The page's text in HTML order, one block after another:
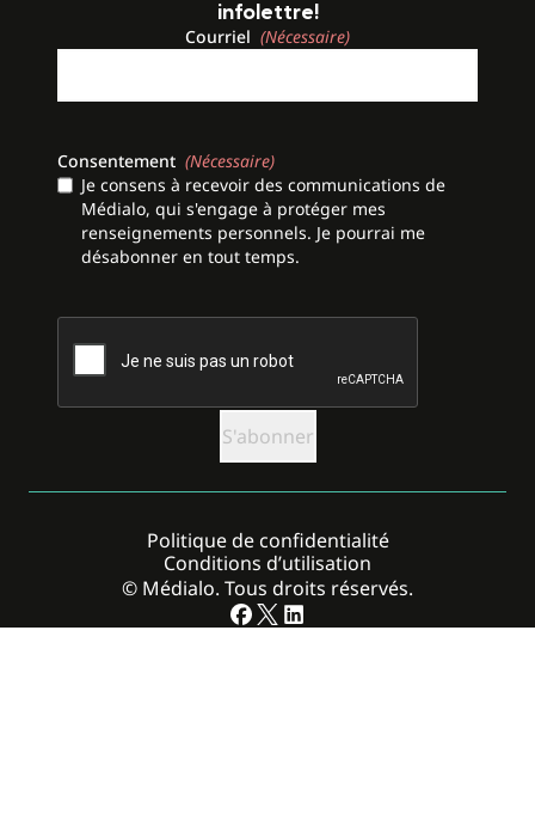
infolettre!
Courriel (Nécessaire)
Consentement (Nécessaire)
Je consens à recevoir des communications de
Médialo, qui s'engage à protéger mes
renseignements personnels. Je pourrai me
désabonner en tout temps.
© Médialo. Tous droits réservés.
Politique de confidentialité
Conditions d’utilisation